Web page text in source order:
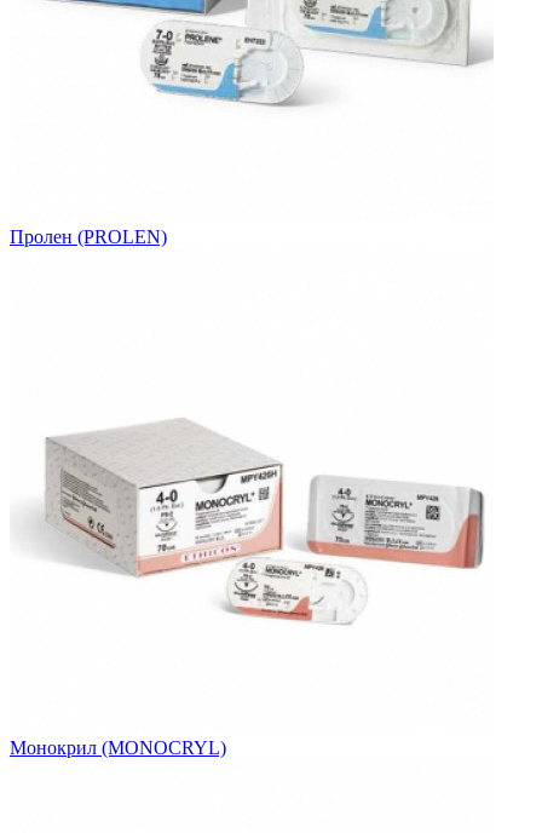
Пролен (PROLEN)
Монокрил (MONOCRYL)